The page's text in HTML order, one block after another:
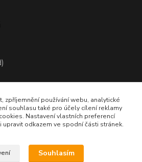
zpříjemnění používání webu, analytické
souhlasu také pro účely cílení reklamy
Nastavení vlastních preferencí
odkazem ve spodní části stránek.
Souhlasím